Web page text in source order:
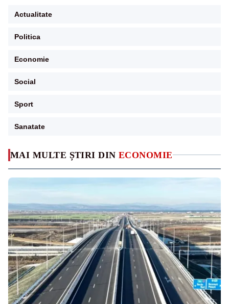
MAI MULTE ȘTIRI DIN ECONOMIE
Actualitate
Politica
Economie
Social
Sport
Sanatate